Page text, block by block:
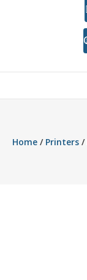
Home / Printers /